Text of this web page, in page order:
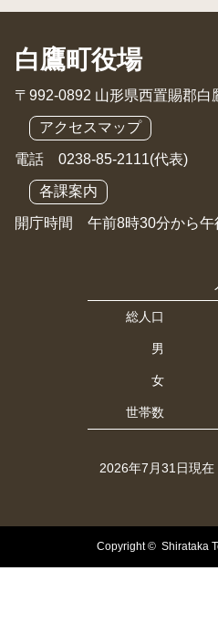
白鷹町役場
〒992-0892 山形県西置賜郡
アクセスマップ
電話 0238-85-2111(代表)
各課案内
開庁時間 午前8時30分から午
総人口
男
女
世帯数
2026年7月31日現
Copyright © Shirataka